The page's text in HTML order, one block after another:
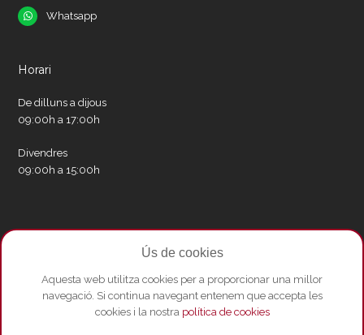
Whatsapp
Whatsapp
Horari
De dilluns a dijous
09:00h a 17:00h
Divendres
09:00h a 15:00h
Xarxes socials
FacebookInstagram
Whatsapp
Youtube
Ús de cookies
Aquesta web utilitza cookies per a proporcionar una millor
navegació. Si continua navegant entenem que accepta les
cookies i la nostra política de cookies